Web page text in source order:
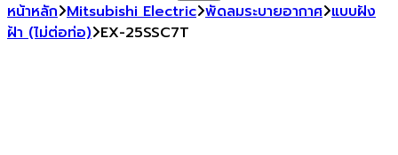
หน้าหลัก Mitsubishi Electric พัดลมระบายอากาศ แบบฝัง
ฝ้า (ไม่ต่อท่อ) EX-25SSC7T